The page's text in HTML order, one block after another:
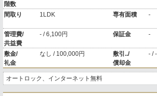
階数
間取り 1LDK 専有面積 -
管理費/
共益費
- / 6,100円 保証金 -
敷金/
礼金
なし / 100,000円
敷引../
償却金
- / -
オートロック、インターネット無料